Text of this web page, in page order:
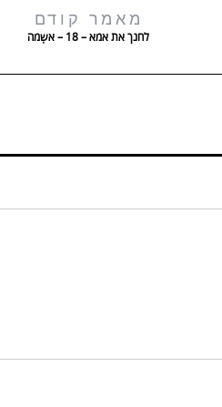
מאמר קודם
לחנך את אמא – 18 – אשְמה